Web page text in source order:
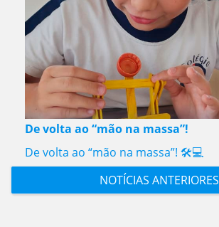
De volta ao “mão na massa”!
De volta ao “mão na massa”! 🛠️💻
NOTÍCIAS ANTERIORES